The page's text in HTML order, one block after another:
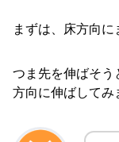
まずは、床方向に
つま先を伸ばそう
方向に伸ばしてみ